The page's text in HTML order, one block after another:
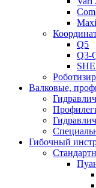
Q5
Q3-
Валковые,
Гибочный